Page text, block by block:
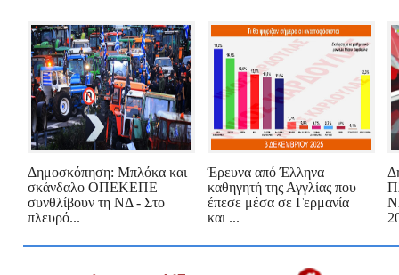
Δημοσκόπηση: Μπλόκα και
σκάνδαλο ΟΠΕΚΕΠΕ
συνθλίβουν τη ΝΔ - Στο
πλευρό...
Έρευνα από Έλληνα
καθηγητή της Αγγλίας που
έπεσε μέσα σε Γερμανία
και ...